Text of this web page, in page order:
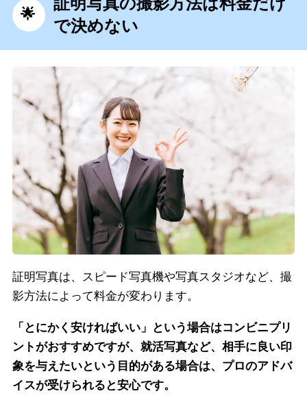
で決めない
証明写真は、スピード写真機や写真スタジオなど、撮
影方法によって料金が変わります。
「とにかく安ければいい」という場合はコンビニプリ
ントがおすすめですが、就活写真など、相手に良い印
象を与えたいという目的がある場合は、プロのアドバ
イスが受けられると安心です。